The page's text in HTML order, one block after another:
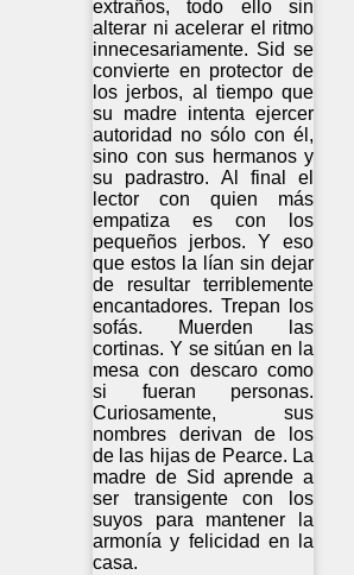
extraños, todo ello sin
alterar ni acelerar el ritmo
innecesariamente. Sid se
convierte en protector de
los jerbos, al tiempo que
su madre intenta ejercer
autoridad no sólo con él,
sino con sus hermanos y
su padrastro. Al final el
lector con quien más
empatiza es con los
pequeños jerbos. Y eso
que estos la lían sin dejar
de resultar terriblemente
encantadores. Trepan los
sofás. Muerden las
cortinas. Y se sitúan en la
mesa con descaro como
si fueran personas.
Curiosamente, sus
nombres derivan de los
de las hijas de Pearce. La
madre de Sid aprende a
ser transigente con los
suyos para mantener la
armonía y felicidad en la
casa.